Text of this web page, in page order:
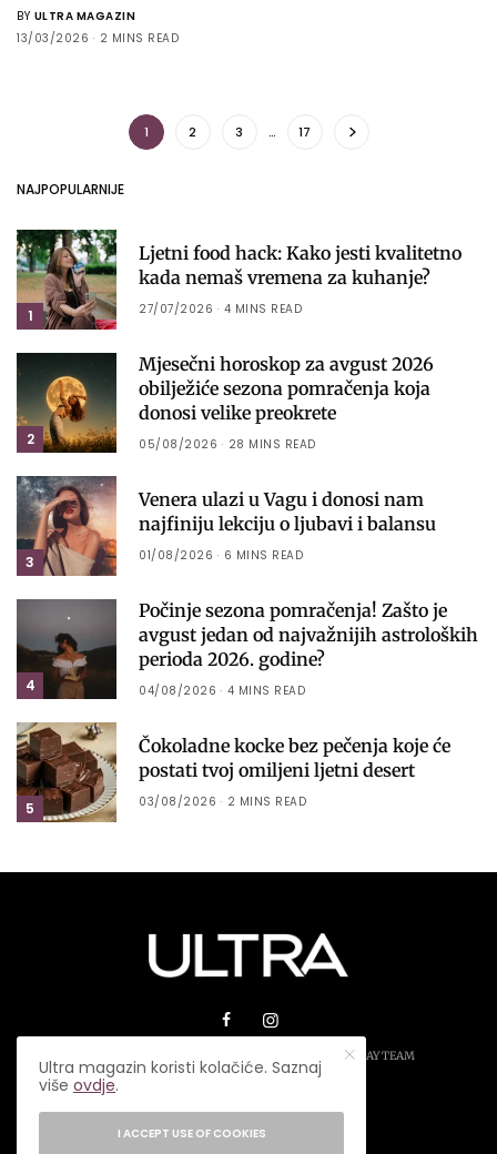
BY ULTRA MAGAZIN
13/03/2026
2 MINS READ
1 2 3 … 17
NAJPOPULARNIJE
1
Ljetni food hack: Kako jesti kvalitetno
kada nemaš vremena za kuhanje?
27/07/2026 4 MINS READ
2
Mjesečni horoskop za avgust 2026
obilježiće sezona pomračenja koja
donosi velike preokrete
05/08/2026 28 MINS READ
3
Venera ulazi u Vagu i donosi nam
najfiniju lekciju o ljubavi i balansu
01/08/2026 6 MINS READ
4
Počinje sezona pomračenja! Zašto je
avgust jedan od najvažnijih astroloških
perioda 2026. godine?
04/08/2026 4 MINS READ
5
Čokoladne kocke bez pečenja koje će
postati tvoj omiljeni ljetni desert
03/08/2026 2 MINS READ
© 2026 ULTRA MAGAZIN. SVA PRAVA ZADRŽANA.PLAY TEAM
Ultra magazin koristi kolačiće. Saznaj
višeovdje.
I ACCEPT USE OF COOKIES